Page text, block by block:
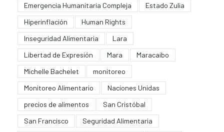
Emergencia Humanitaria Compleja
Estado Zulia
Hiperinflación
Human Rights
Inseguridad Alimentaria
Lara
Libertad de Expresión
Mara
Maracaibo
Michelle Bachelet
monitoreo
Monitoreo Alimentario
Naciones Unidas
precios de alimentos
San Cristóbal
San Francisco
Seguridad Alimentaria